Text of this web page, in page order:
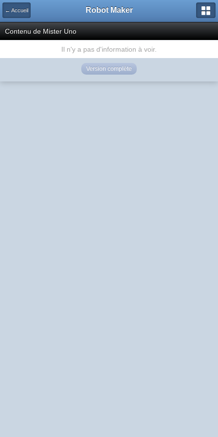
← Accueil Robot Maker
Contenu de Mister Uno
Il n'y a pas d'information à voir.
Version complète